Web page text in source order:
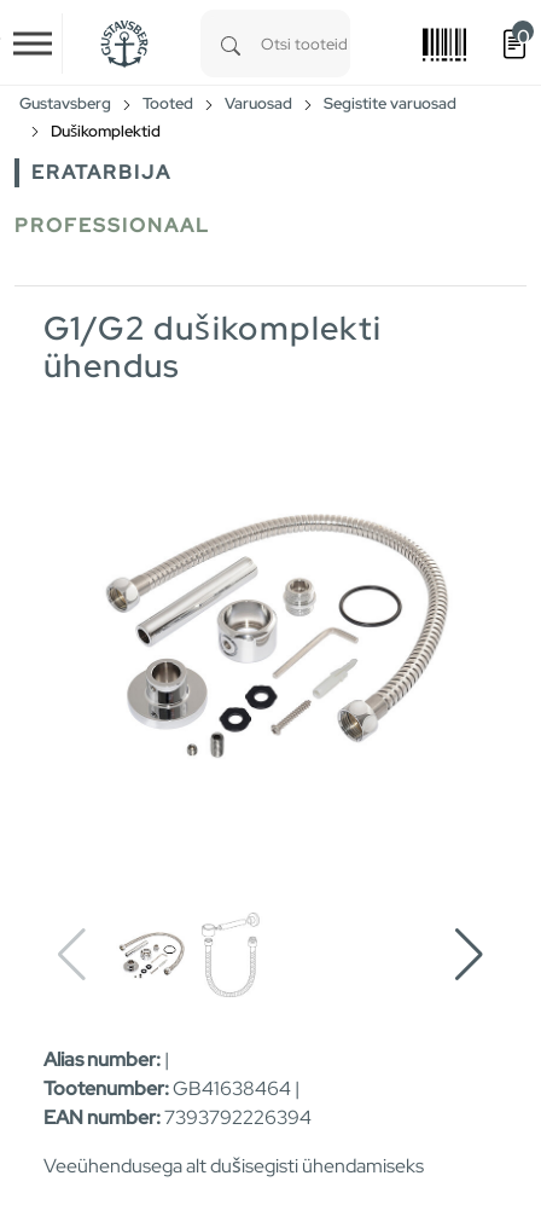
Skip to main content
0
Gustavsberg Tooted Varuosad
Segistite varuosad
Dušikomplektid
ERATARBIJA
PROFESSIONAAL
G1/G2 dušikomplekti
ühendus
Alias number:|
Tootenumber:GB41638464 |
EAN number:7393792226394
Veeühendusega alt dušisegisti ühendamiseks